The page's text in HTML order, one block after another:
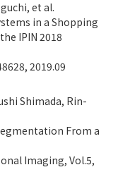
et al.
in a Shopping
IPIN 2018
2019.09
Shimada, Rin-
From a
Imaging, Vol.5,